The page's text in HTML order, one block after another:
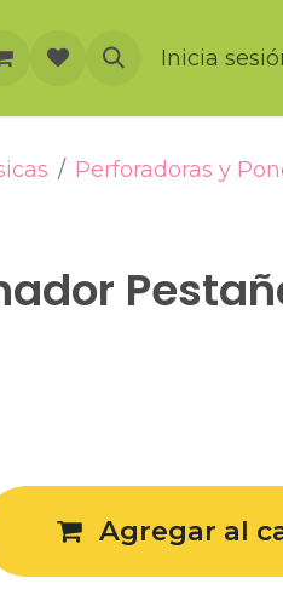
Inicia
Perforadoras y
Agregar al